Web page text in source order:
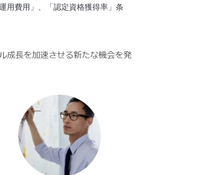
用費用」、「認定資格獲得率」条